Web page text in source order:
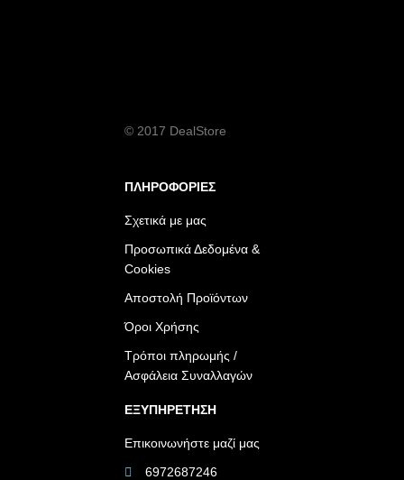
© 2017 DealStore
ΠΛΗΡΟΦΟΡΙΕΣ
Σχετικά με μας
Προσωπικά Δεδομένα &
Cookies
Αποστολή Προϊόντων
Όροι Χρήσης
Τρόποι πληρωμής /
Ασφάλεια Συναλλαγών
ΕΞΥΠΗΡΕΤΗΣΗ
Επικοινωνήστε μαζί μας
6972687246